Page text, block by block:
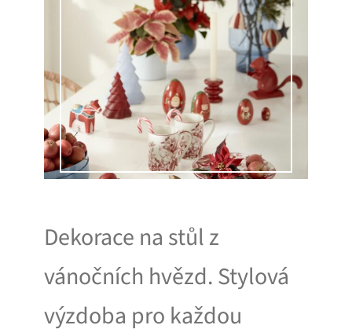
Dekorace na stůl z
vánočních hvězd. Stylová
výzdoba pro každou